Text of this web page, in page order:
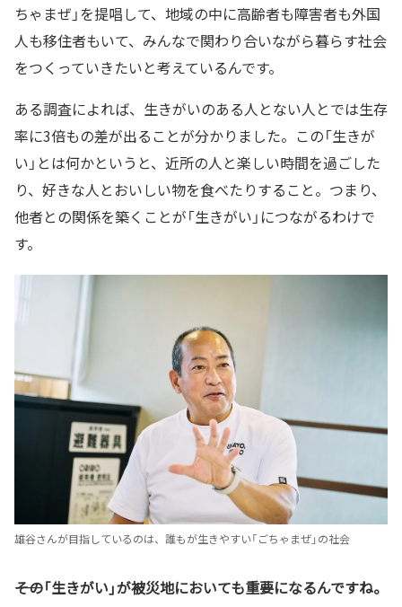
ちゃまぜ」を提唱して、地域の中に高齢者も障害者も外国
人も移住者もいて、みんなで関わり合いながら暮らす社会
をつくっていきたいと考えているんです。
ある調査によれば、生きがいのある人とない人とでは生存
率に3倍もの差が出ることが分かりました。この「生きが
い」とは何かというと、近所の人と楽しい時間を過ごした
り、好きな人とおいしい物を食べたりすること。つまり、
他者との関係を築くことが「生きがい」につながるわけで
す。
雄谷さんが目指しているのは、誰もが生きやすい「ごちゃまぜ」の社会
――その「生きがい」が被災地においても重要になるんですね。